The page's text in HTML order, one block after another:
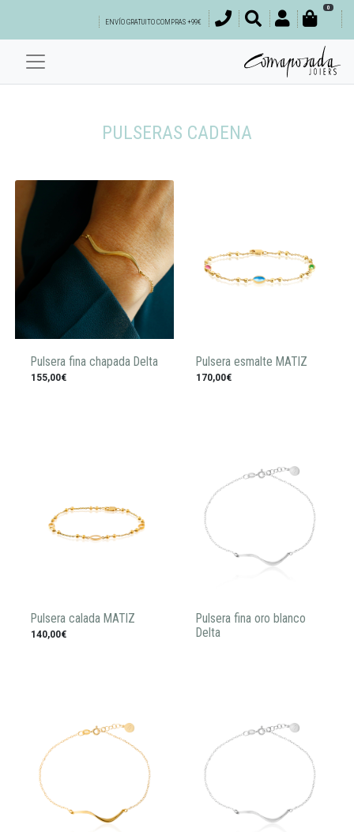
ENVÍO GRATUITO COMPRAS +99€
0
PULSERAS CADENA
Pulsera fina chapada Delta
155,00€
Pulsera esmalte MATIZ
170,00€
Pulsera calada MATIZ
140,00€
Pulsera fina oro blanco
Delta